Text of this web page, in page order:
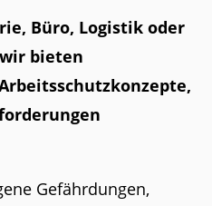
Büro, Logistik oder
bieten
Gefährdungen,